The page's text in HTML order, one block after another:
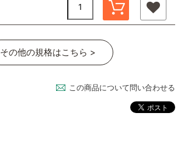
その他の規格はこちら >
この商品について問い合わせる